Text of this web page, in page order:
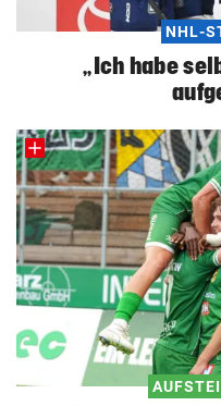
NHL-
„Ich habe